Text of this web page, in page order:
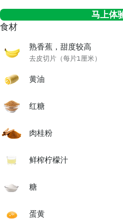
马上体
食材
熟香蕉，甜度较高
去皮切片（每片1厘米）
黄油
红糖
肉桂粉
鲜榨柠檬汁
糖
蛋黄